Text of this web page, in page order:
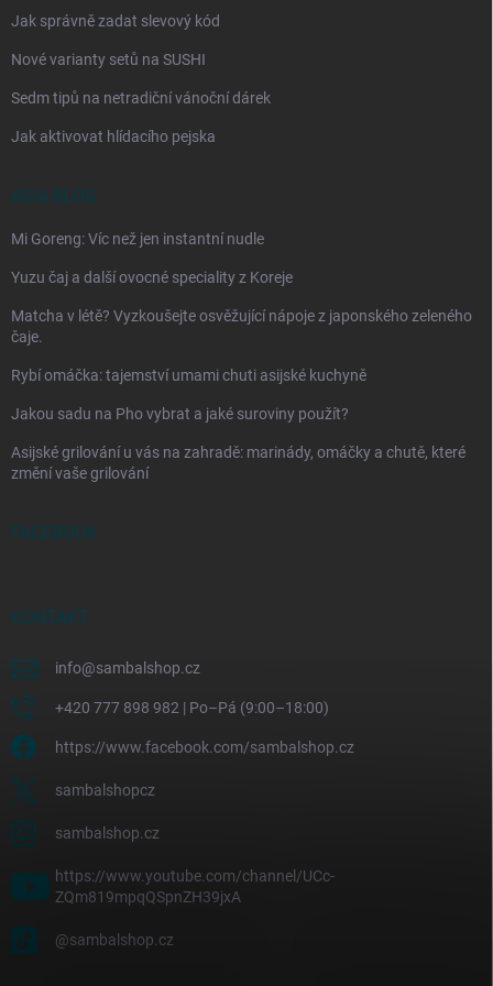
Jak správně zadat slevový kód
Nové varianty setů na SUSHI
Sedm tipů na netradiční vánoční dárek
Jak aktivovat hlídacího pejska
ASIA BLOG
Mi Goreng: Víc než jen instantní nudle
Yuzu čaj a další ovocné speciality z Koreje
Matcha v létě? Vyzkoušejte osvěžující nápoje z japonského zeleného
čaje.
Rybí omáčka: tajemství umami chuti asijské kuchyně
Jakou sadu na Pho vybrat a jaké suroviny použít?
Asijské grilování u vás na zahradě: marinády, omáčky a chutě, které
změní vaše grilování
FACEBOOK
KONTAKT
info@sambalshop.cz
+420 777 898 982 | Po–Pá (9:00–18:00)
https://www.facebook.com/sambalshop.cz
sambalshopcz
sambalshop.cz
https://www.youtube.com/channel/UCc-
ZQm819mpqQSpnZH39jxA
@sambalshop.cz